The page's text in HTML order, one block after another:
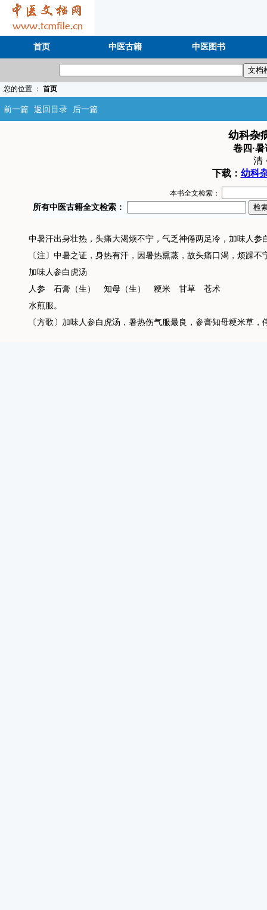
首页 中医古籍 中医图书
您的位置 ： 首页
前一篇 返回目录 后一篇
幼科杂
卷四·
清
下载： 幼科
本书全文检索：
中暑汗出身壮热，头痛大渴烦不宁，气乏神倦两足冷，加味人参
〔注〕中暑之证，身热有汗，因暑热熏蒸，故头痛口渴，烦躁不
加味人参白虎汤
人参 石膏（生） 知母（生） 粳米 甘草 苍术
水煎服。
〔方歌〕加味人参白虎汤，暑热伤气服最良，参膏知母粳米草，